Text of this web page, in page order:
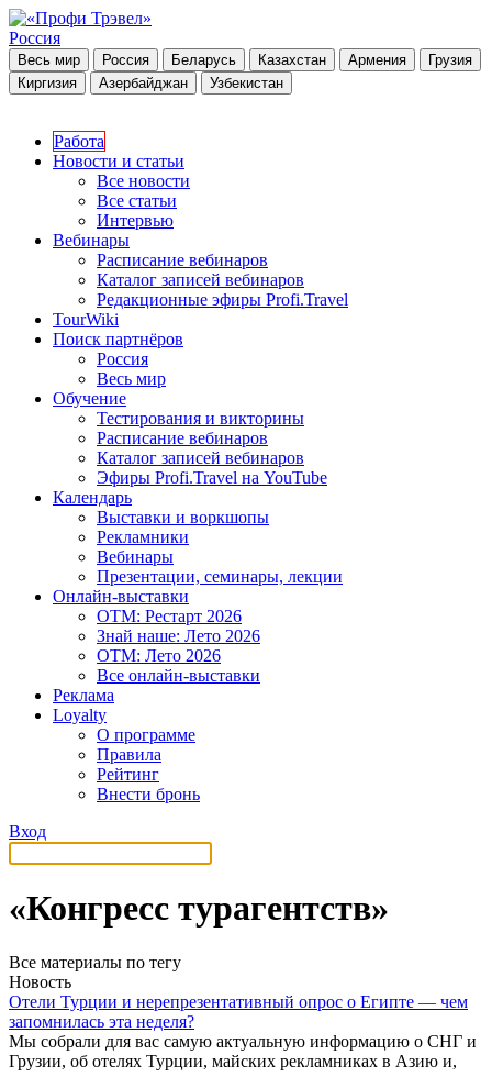
Россия
Весь мир Россия Беларусь Казахстан Армения
Грузия
Киргизия
Азербайджан Узбекистан
Работа
Новости и статьи
Все новости
Все статьи
Интервью
Вебинары
Расписание вебинаров
Каталог записей вебинаров
Редакционные эфиры Profi.Travel
TourWiki
Поиск партнёров
Россия
Весь мир
Обучение
Тестирования и викторины
Расписание вебинаров
Каталог записей вебинаров
Эфиры Profi.Travel на YouTube
Календарь
Выставки и воркшопы
Рекламники
Вебинары
Презентации, семинары, лекции
Онлайн-выставки
OTM: Рестарт 2026
Знай наше: Лето 2026
OTM: Лето 2026
Все онлайн-выставки
Реклама
Loyalty
О программе
Правила
Рейтинг
Внести бронь
Вход
«Конгресс турагентств»
Все материалы по тегу
Новость
Отели Турции и нерепрезентативный опрос о Египте — чем
запомнилась эта неделя?
Мы собрали для вас самую актуальную информацию о СНГ и
Грузии, об отелях Турции, майских рекламниках в Азию и,